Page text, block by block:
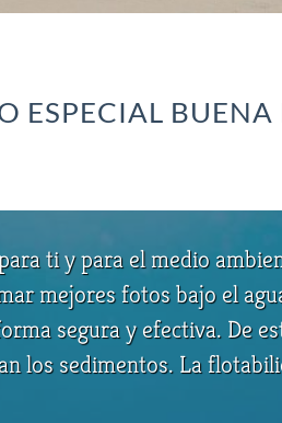
ESPECIAL
ti y para el medio
mejores fotos bajo el
segura y efectiva. De
los sedimentos. La